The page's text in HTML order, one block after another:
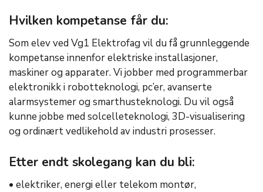
Hvilken kompetanse får du:
Som elev ved Vg1 Elektrofag vil du få grunnleggende
kompetanse innenfor elektriske installasjoner,
maskiner og apparater. Vi jobber med programmerbar
elektronikk i robotteknologi, pc’er, avanserte
alarmsystemer og smarthusteknologi. Du vil også
kunne jobbe med solcelleteknologi, 3D-visualisering
og ordinært vedlikehold av industri prosesser.
Etter endt skolegang kan du bli:
• elektriker, energi eller telekom montør,